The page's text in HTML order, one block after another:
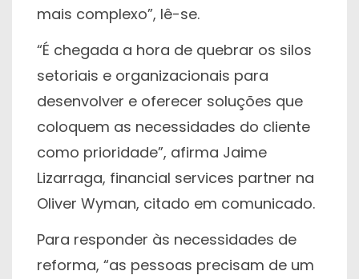
mais complexo”, lê-se.
“É chegada a hora de quebrar os silos
setoriais e organizacionais para
desenvolver e oferecer soluções que
coloquem as necessidades do cliente
como prioridade”, afirma Jaime
Lizarraga, financial services partner na
Oliver Wyman, citado em comunicado.
Para responder às necessidades de
reforma, “as pessoas precisam de um